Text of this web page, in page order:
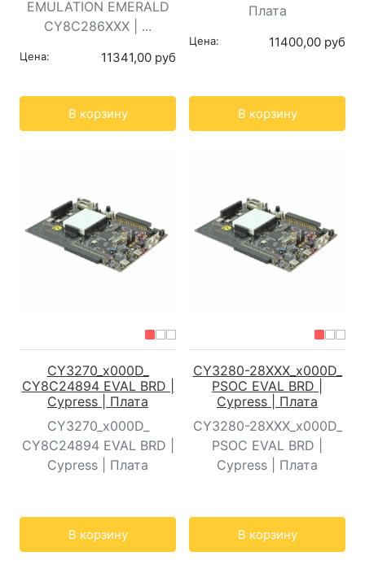
EMULATION EMERALD
CY8C286XXX | ...
Цена: 11341,00 руб
В корзину
Плата
Цена: 11400,00 руб
В корзину
CY3270_x000D_
CY8C24894 EVAL BRD |
Cypress | Плата
CY3270_x000D_
CY8C24894 EVAL BRD |
Cypress | Плата
В корзину
CY3280-28XXX_x000D_
PSOC EVAL BRD |
Cypress | Плата
CY3280-28XXX_x000D_
PSOC EVAL BRD |
Cypress | Плата
В корзину